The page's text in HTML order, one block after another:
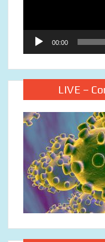
00:00
LIVE –